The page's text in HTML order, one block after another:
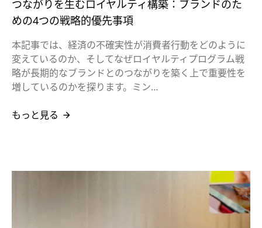
つながりを生むロイヤルティ構築：ブランドのた
めの4つの戦略的優先事項
本記事では、経済の不確実性が消費者行動をどのように
変えているのか、そしてなぜロイヤルティプログラム戦
略が長期的なブランドとのつながりを築く上で重要性を
増しているのかを探ります。ミン…
もっと見る